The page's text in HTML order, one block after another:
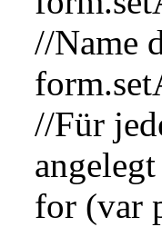
//Name
//Für
angelegt
for (var